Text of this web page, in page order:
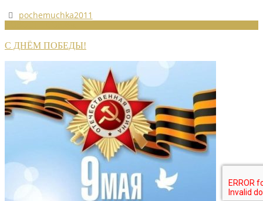
pochemuchka2011
С ДНЁМ ПОБЕДЫ!